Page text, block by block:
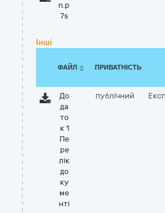
n.p
7s
Інші
ФАЙЛ ПРИВАТНІСТЬ
До
да
то
к 1
Пе
ре
лік
до
ку
ме
нті
публічний